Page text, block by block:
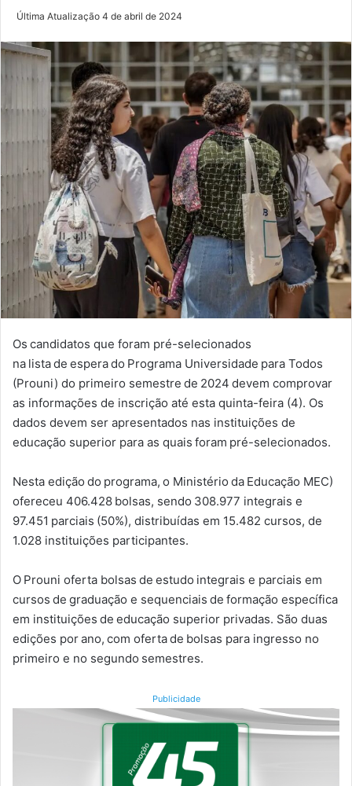
Última Atualização 4 de abril de 2024
Os candidatos que foram pré-selecionados
na lista de espera do Programa Universidade para Todos
(Prouni) do primeiro semestre de 2024 devem comprovar
as informações de inscrição até esta quinta-feira (4). Os
dados devem ser apresentados nas instituições de
educação superior para as quais foram pré-selecionados.
Nesta edição do programa, o Ministério da Educação MEC)
ofereceu 406.428 bolsas, sendo 308.977 integrais e
97.451 parciais (50%), distribuídas em 15.482 cursos, de
1.028 instituições participantes.
O Prouni oferta bolsas de estudo integrais e parciais em
cursos de graduação e sequenciais de formação específica
em instituições de educação superior privadas. São duas
edições por ano, com oferta de bolsas para ingresso no
primeiro e no segundo semestres.
Publicidade